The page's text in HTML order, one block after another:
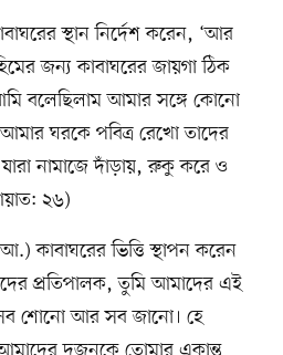
স্থান নির্দেশ করেন, ‘আর
জন্য কাবাঘরের জায়গা ঠিক
বলেছিলাম আমার সঙ্গে কোনো
ঘরকে পবিত্র রেখো তাদের
নামাজে দাঁড়ায়, রুকু করে ও
২৬)
কাবাঘরের ভিত্তি স্থাপন করেন
প্রতিপালক, তুমি আমাদের এই
শোনো আর সব জানো। হে